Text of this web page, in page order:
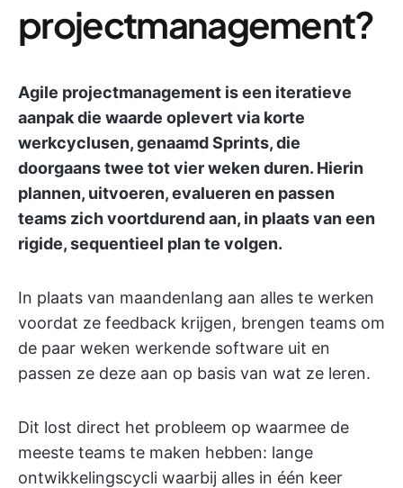
projectmanagement?
Agile projectmanagement is een iteratieve
aanpak die waarde oplevert via korte
werkcyclusen, genaamd Sprints, die
doorgaans twee tot vier weken duren. Hierin
plannen, uitvoeren, evalueren en passen
teams zich voortdurend aan, in plaats van een
rigide, sequentieel plan te volgen.
In plaats van maandenlang aan alles te werken
voordat ze feedback krijgen, brengen teams om
de paar weken werkende software uit en
passen ze deze aan op basis van wat ze leren.
Dit lost direct het probleem op waarmee de
meeste teams te maken hebben: lange
ontwikkelingscycli waarbij alles in één keer